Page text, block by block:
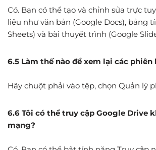
Có. Bạn có thể tạo và chỉnh sửa trực
liệu như văn bản (Google Docs), bảng
Sheets) và bài thuyết trình (Google
6.5 Làm thế nào để xem lại các phiên
Hãy chuột phải vào tệp, chọn Quản lý
6.6 Tôi có thể truy cập Google Drive
mạng?